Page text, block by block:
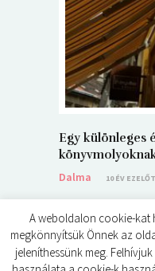
Egy különleges
Dalma
10 ÉV
A weboldalon cookie-kat
megkönnyítsük Önnek az
jeleníthessünk meg.